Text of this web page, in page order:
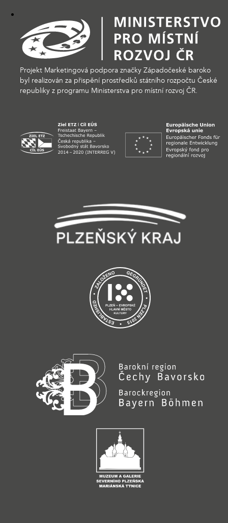
Projekt Marketingová podpora značky Západočeské baroko
byl realizován za přispění prostředků státního rozpočtu České
republiky z programu Ministerstva pro místní rozvoj ČR.